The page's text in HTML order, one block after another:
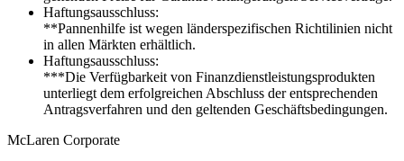
Haftungsausschluss:
**Pannenhilfe ist wegen länderspezifischen Richtilinien nicht
in allen Märkten erhältlich.
Haftungsausschluss:
***Die Verfügbarkeit von Finanzdienstleistungsprodukten
unterliegt dem erfolgreichen Abschluss der entsprechenden
Antragsverfahren und den geltenden Geschäftsbedingungen.
McLaren Corporate